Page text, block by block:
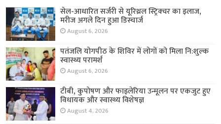
सेल-आधारित सर्जरी से यूरिथ्रल स्ट्रिक्चर का इलाज,
मरीज अगले दिन हुआ डिस्चार्ज
August 6, 2026
पतंजलि योगपीठ के शिविर में लोगों को मिला नि:शुल्क
स्वास्थ्य परामर्श
August 6, 2026
टीबी, कुपोषण और फाइलेरिया उन्मूलन पर एकजुट हुए
विधायक और स्वास्थ्य विशेषज्ञ
August 4, 2026